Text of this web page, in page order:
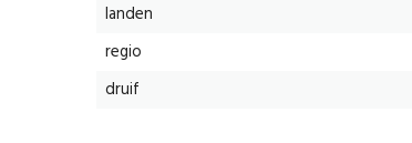
landen
regio
druif